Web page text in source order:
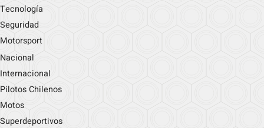
Tecnología
Seguridad
Motorsport
Nacional
Internacional
Pilotos Chilenos
Motos
Superdeportivos